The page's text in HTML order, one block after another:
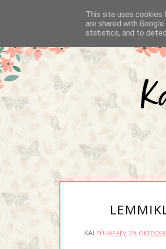
KAI PÜHAPÄEV, 29.
This site uses cookies
are shared with
statistics, and to